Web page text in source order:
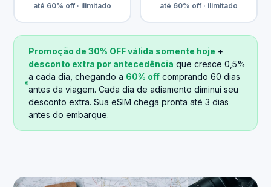
até 60% off · ilimitado até 60% off · ilimitado
Promoção de 30% OFF válida somente hoje +
desconto extra por antecedência que cresce 0,5%
a cada dia, chegando a 60% off comprando 60 dias
antes da viagem. Cada dia de adiamento diminui seu
desconto extra. Sua eSIM chega pronta até 3 dias
antes do embarque.